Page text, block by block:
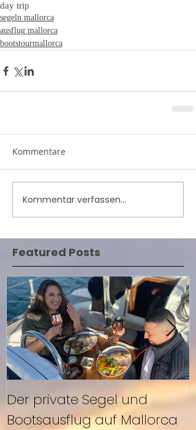
day trip
segeln mallorca
ausflug mallorca
bootstourmallorca
Kommentare
Kommentar verfassen...
Featured Posts
Der private Segel und
Bootsausflug auf Mallorca